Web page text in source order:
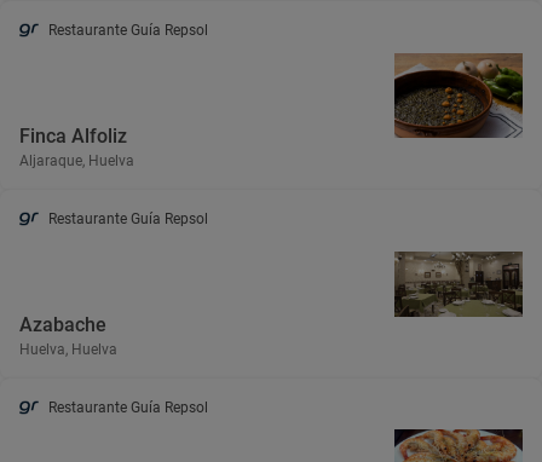
Restaurante Guía Repsol
Finca Alfoliz
Aljaraque, Huelva
Restaurante Guía Repsol
Azabache
Huelva, Huelva
Restaurante Guía Repsol